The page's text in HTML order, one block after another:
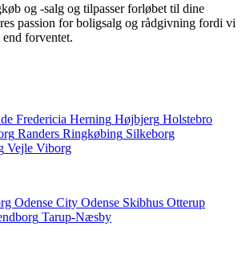
og -salg og tilpasser forløbet til dine
passion for boligsalg og rådgivning fordi vi
forventet.
Fredericia Herning Højbjerg Holstebro
Randers Ringkøbing Silkeborg
Vejle Viborg
Odense City Odense Skibhus Otterup
Tarup-Næsby